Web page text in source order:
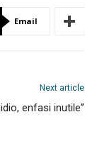
Email
Next article
enfasi inutile”